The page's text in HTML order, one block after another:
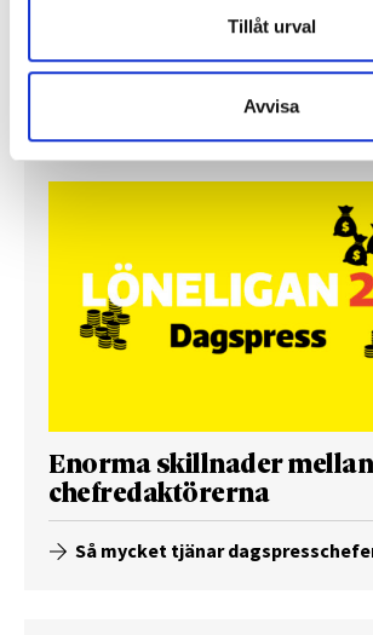
Tillåt urval
Avvisa
Så mycket tjänar
Enorma skillnader mellan
chefredaktörerna
Så mycket tjänar